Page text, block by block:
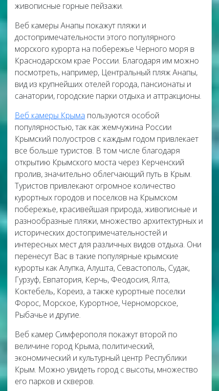
живописные горные пейзажи.
Веб камеры Анапы покажут пляжи и
достопримечательности этого популярного
морского курорта на побережье Черного моря в
Краснодарском крае России. Благодаря им можно
посмотреть, например, Центральный пляж Анапы,
вид из крупнейших отелей города, пансионаты и
санатории, городские парки отдыха и аттракционы.
Веб камеры Крыма пользуются особой
популярностью, так как жемчужина России
Крымский полуостров с каждым годом привлекает
все больше туристов. В том числе благодаря
открытию Крымского моста через Керченский
пролив, значительно облегчающий путь в Крым.
Туристов привлекают огромное количество
курортных городов и поселков на Крымском
побережье, красивейшая природа, живописные и
разнообразные пляжи, множество архитектурных и
исторических достопримечательностей и
интересных мест для различных видов отдыха. Они
перенесут Вас в такие популярные крымские
курорты как Алупка, Алушта, Севастополь, Судак,
Гурзуф, Евпатория, Керчь, Феодосия, Ялта,
Коктебель, Кореиз, а также курортные поселки
Форос, Морское, Курортное, Черноморское,
Рыбачье и другие.
Веб камер Симферополя покажут второй по
величине город Крыма, политический,
экономический и культурный центр Республики
Крым. Можно увидеть город с высоты, множество
его парков и скверов.